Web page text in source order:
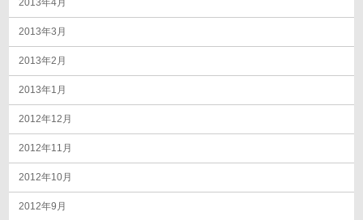
2013年4月
2013年3月
2013年2月
2013年1月
2012年12月
2012年11月
2012年10月
2012年9月